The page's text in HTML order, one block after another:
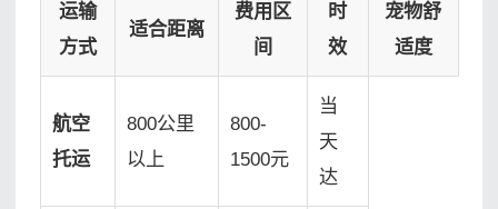
运输
方式
适合距离
费用区
间
时
效
宠物舒
适度
航空
托运
800公里
以上
800-
1500元
当
天
达